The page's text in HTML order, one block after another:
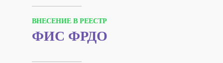
ВНЕСЕНИЕ В РЕЕСТР
ФИС ФРДО